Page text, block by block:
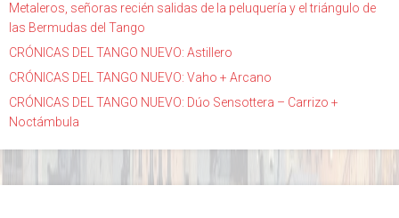
Metaleros, señoras recién salidas de la peluquería y el triángulo de
las Bermudas del Tango
CRÓNICAS DEL TANGO NUEVO: Astillero
CRÓNICAS DEL TANGO NUEVO: Vaho + Arcano
CRÓNICAS DEL TANGO NUEVO: Dúo Sensottera – Carrizo +
Noctámbula